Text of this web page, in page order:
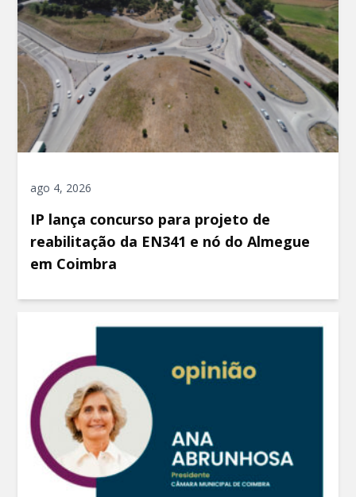
ago 4, 2026
IP lança concurso para projeto de
reabilitação da EN341 e nó do Almegue
em Coimbra